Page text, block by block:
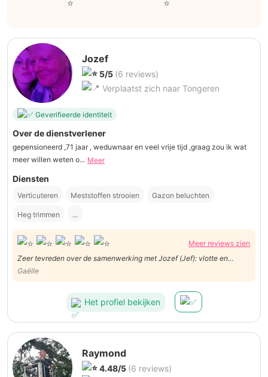
Jozef
5/5 (6 reviews)
Verplaatst zich naar Tongeren
Geverifieerde identiteit
Over de dienstverlener
gepensioneerd ,71 jaar , weduwnaar en veel vrije tijd ,graag zou ik wat
meer willen weten o... Meer
Diensten
Verticuteren Meststoffen strooien Gazon beluchten
Heg trimmen ...
Meer reviews zien
Zeer tevreden over de samenwerking met Jozef (Jef): vlotte en
duidelijke comminicatie, altijd perfect op tijd en goed uitgevoerd werk.
Wij doen in de toekomst zeker nog beroep op Jozef!
Gaëlle
Het profiel bekijken
Raymond
4.48/5 (6 reviews)